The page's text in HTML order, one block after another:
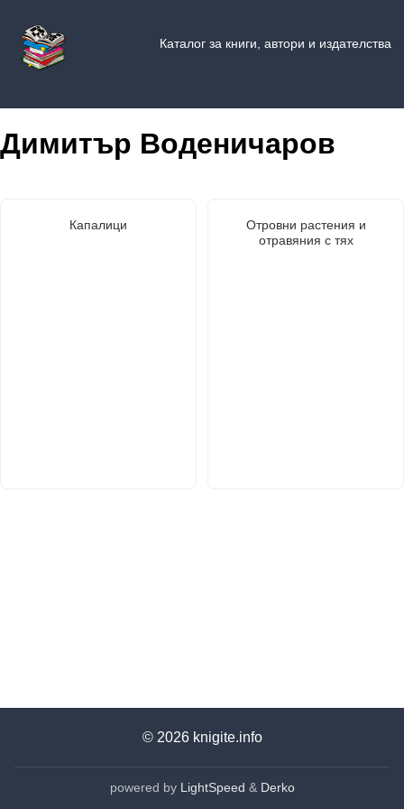
Каталог за книги, автори и издателства
Димитър Воденичаров
Капалици
Отровни растения и
отравяния с тях
© 2026 knigite.info
powered by LightSpeed & Derko